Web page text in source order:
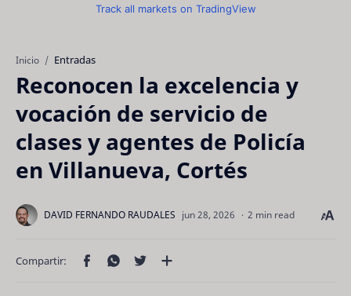
Track all markets on TradingView
Inicio Entradas
Reconocen la excelencia y
vocación de servicio de
clases y agentes de Policía
en Villanueva, Cortés
2 min read